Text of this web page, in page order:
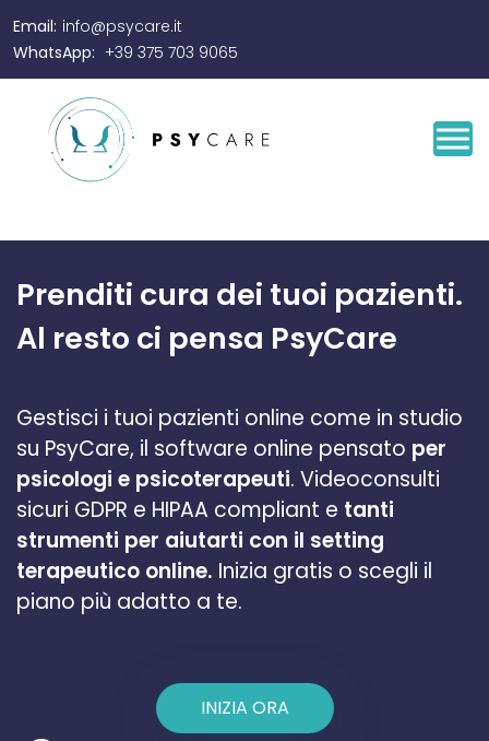
Email: info@psycare.it
WhatsApp: +39 375 703 9065
Prenditi cura dei tuoi pazienti.
Al resto ci pensa PsyCare
Gestisci i tuoi pazienti online come in studio
su PsyCare, il software online pensato per
psicologi e psicoterapeuti. Videoconsulti
sicuri GDPR e HIPAA compliant e tanti
strumenti per aiutarti con il setting
terapeutico online. Inizia gratis o scegli il
piano più adatto a te.
INIZIA ORA